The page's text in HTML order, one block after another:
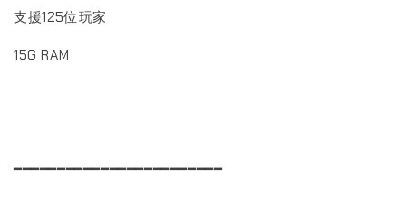
支援125位玩家
15G RAM
━━━━━━━━━━━━━━━━━━━━━━━━